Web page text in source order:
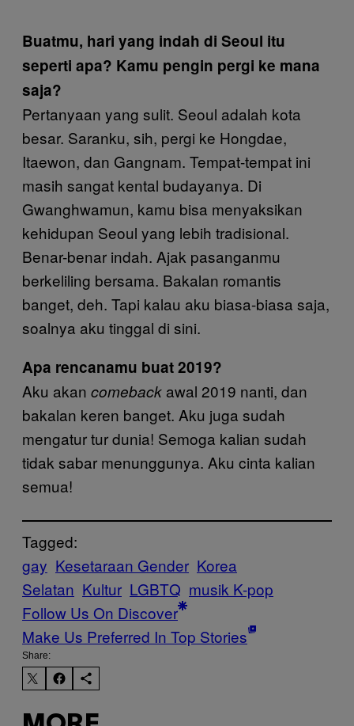
Buatmu, hari yang indah di Seoul itu
seperti apa? Kamu pengin pergi ke mana
saja?
Pertanyaan yang sulit. Seoul adalah kota
besar. Saranku, sih, pergi ke Hongdae,
Itaewon, dan Gangnam. Tempat-tempat ini
masih sangat kental budayanya. Di
Gwanghwamun, kamu bisa menyaksikan
kehidupan Seoul yang lebih tradisional.
Benar-benar indah. Ajak pasanganmu
berkeliling bersama. Bakalan romantis
banget, deh. Tapi kalau aku biasa-biasa saja,
soalnya aku tinggal di sini.
Apa rencanamu buat 2019?
Aku akan comeback awal 2019 nanti, dan
bakalan keren banget. Aku juga sudah
mengatur tur dunia! Semoga kalian sudah
tidak sabar menunggunya. Aku cinta kalian
semua!
Tagged:
gay Kesetaraan Gender Korea
Selatan Kultur LGBTQ musik K-pop
Follow Us On Discover
Make Us Preferred In Top Stories
Share: